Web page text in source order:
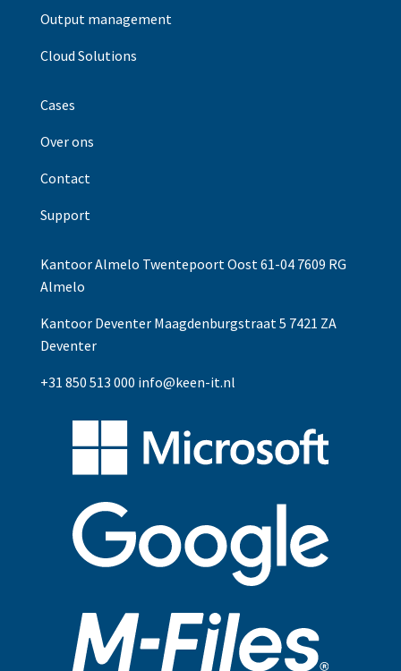
Output management
Cloud Solutions
Cases
Over ons
Contact
Support
Kantoor Almelo Twentepoort Oost 61-04 7609 RG
Almelo
Kantoor Deventer Maagdenburgstraat 5 7421 ZA
Deventer
+31 850 513 000 info@keen-it.nl